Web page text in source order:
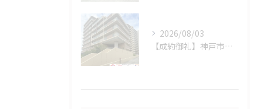
2026/08/03
【成約御礼】神戸市垂水区